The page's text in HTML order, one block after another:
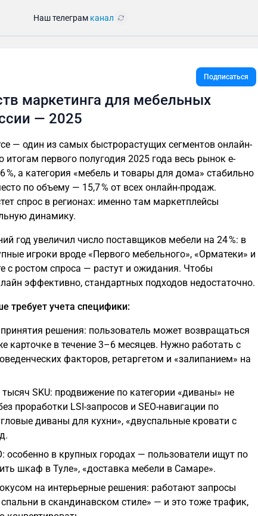
Наш телеграм канал
Подписаться
маркетинга для мебельных
— 2025
— один из самых быстрорастущих сегментов онлайн-
итогам первого полугодия 2025 года весь рынок e-
%, а категория «мебель и товары для дома» стабильно
по объему — 15,7 % от всех онлайн-продаж.
спрос в регионах: именно там маркетплейсы
динамику.
год увеличил число поставщиков мебели на 24 %: в
игроки вроде «Первого мебельного», «Орматеки» и
с ростом спроса — растут и ожидания. Чтобы
эффективно, стандартных подходов недостаточно.
требует учета специфики:
решения: пользователь может возвращаться
карточке в течение 3–6 месяцев. Нужно работать с
факторов, ретаргетом и «залипанием» на
SKU: продвижение по категории «диваны» не
проработки LSI-запросов и SEO-навигации по
диваны для кухни», «двуспальные кровати с
особенно в крупных городах — пользователи ищут по
шкаф в Туле», «доставка мебели в Самаре».
на интерьерные решения: работают запросы
в скандинавском стиле» — и это тоже трафик,